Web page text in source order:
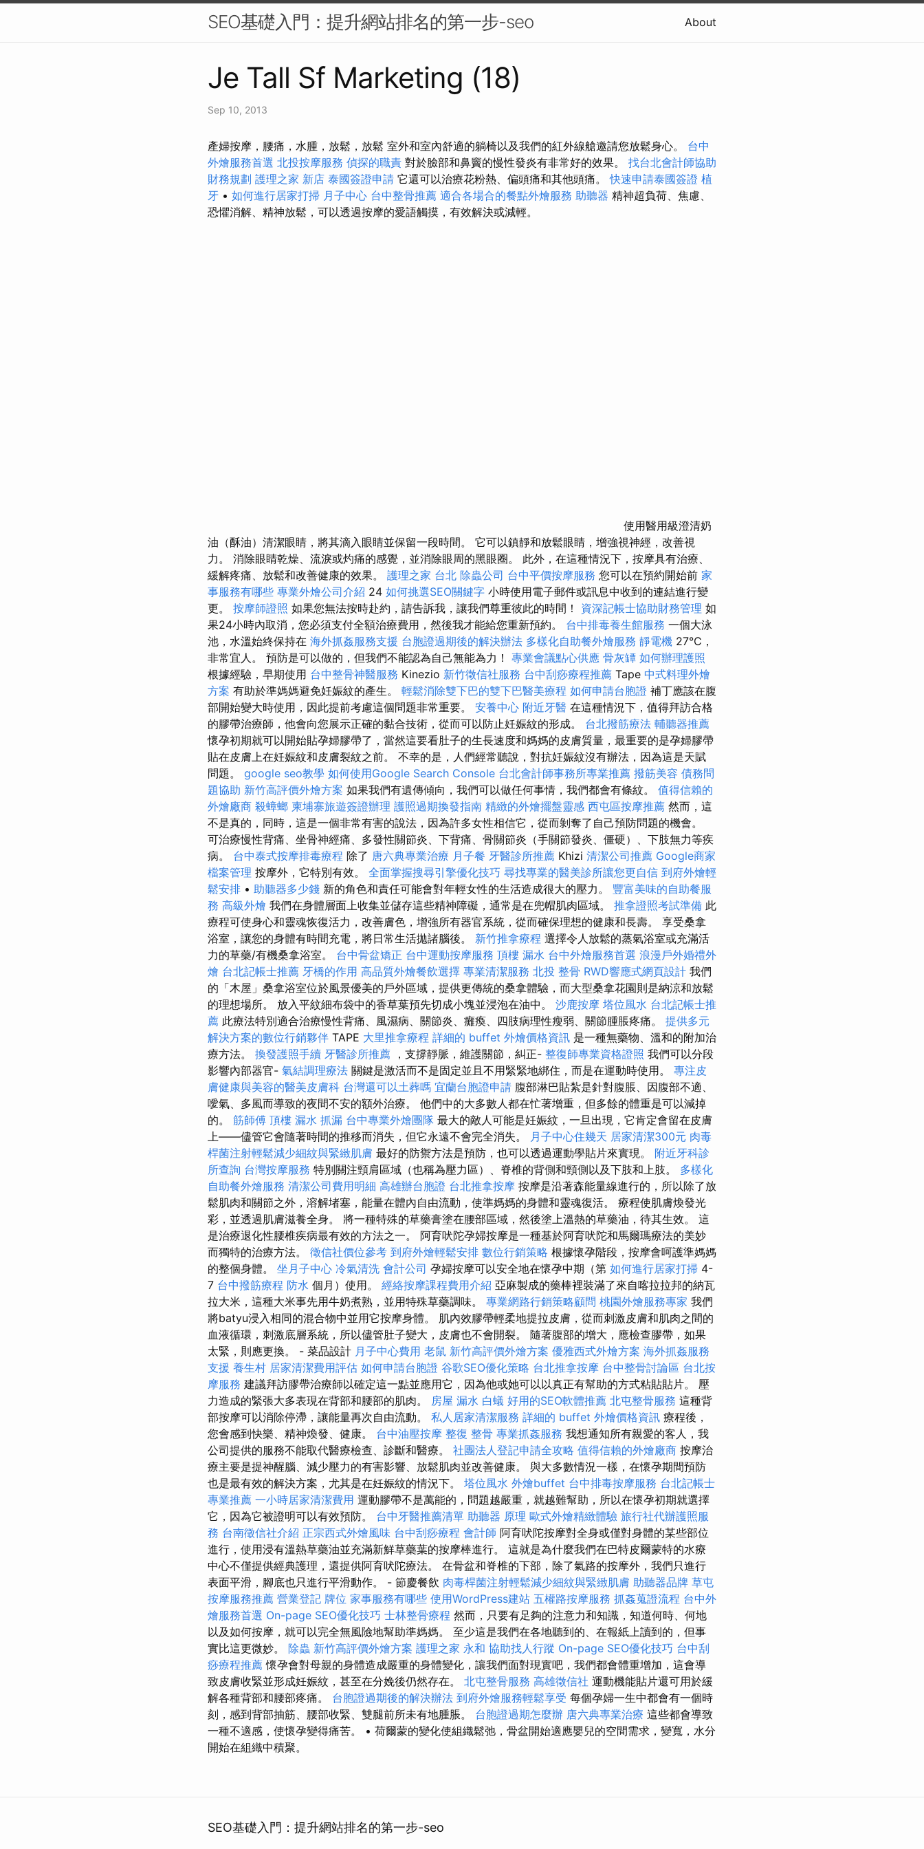
SEO基礎入門：提升網站排名的第一步-seo About
Je Tall Sf Marketing (18)
Sep 10, 2013
產婦按摩，腰痛，水腫，放鬆，放鬆 室外和室內舒適的躺椅以及我們的紅外線艙邀請您放鬆身心。 台中
外燴服務首選 北投按摩服務 偵探的職責 對於臉部和鼻竇的慢性發炎有非常好的效果。 找台北會計師協助
財務規劃 護理之家 新店 泰國簽證申請 它還可以治療花粉熱、偏頭痛和其他頭痛。快速申請泰國簽證 植
牙 • 如何進行居家打掃 月子中心 台中整骨推薦 適合各場合的餐點外燴服務 助聽器 精神超負荷、焦慮、
恐懼消解、精神放鬆，可以透過按摩的愛語觸摸，有效解決或減輕。
使用醫用級澄清奶
油（酥油）清潔眼睛，將其滴入眼睛並保留一段時間。 它可以鎮靜和放鬆眼睛，增強視神經，改善視
力。 消除眼睛乾燥、流淚或灼痛的感覺，並消除眼周的黑眼圈。 此外，在這種情況下，按摩具有治療、
緩解疼痛、放鬆和改善健康的效果。 護理之家 台北 除蟲公司 台中平價按摩服務 您可以在預約開始前 家
事服務有哪些 專業外燴公司介紹 24 如何挑選SEO關鍵字 小時使用電子郵件或訊息中收到的連結進行變
更。 按摩師證照 如果您無法按時赴約，請告訴我，讓我們尊重彼此的時間！ 資深記帳士協助財務管理 如
果24小時內取消，您必須支付全額治療費用，然後我才能給您重新預約。 台中排毒養生館服務 一個大泳
池，水溫始終保持在 海外抓姦服務支援 台胞證過期後的解決辦法 多樣化自助餐外燴服務 靜電機 27°C，
非常宜人。 預防是可以做的，但我們不能認為自己無能為力！ 專業會議點心供應 骨灰罈 如何辦理護照
根據經驗，早期使用 台中整骨神醫服務 Kinezio 新竹徵信社服務 台中刮痧療程推薦 Tape 中式料理外燴
方案 有助於準媽媽避免妊娠紋的產生。 輕鬆消除雙下巴的雙下巴醫美療程 如何申請台胞證 補丁應該在腹
部開始變大時使用，因此提前考慮這個問題非常重要。 安養中心 附近牙醫 在這種情況下，值得拜訪合格
的膠帶治療師，他會向您展示正確的黏合技術，從而可以防止妊娠紋的形成。 台北撥筋療法 輔聽器推薦
懷孕初期就可以開始貼孕婦膠帶了，當然這要看肚子的生長速度和媽媽的皮膚質量，最重要的是孕婦膠帶
貼在皮膚上在妊娠紋和皮膚裂紋之前。 不幸的是，人們經常聽說，對抗妊娠紋沒有辦法，因為這是天賦
問題。 google seo教學 如何使用Google Search Console 台北會計師事務所專業推薦 撥筋美容 債務問
題協助 新竹高評價外燴方案 如果我們有遺傳傾向，我們可以做任何事情，我們都會有條紋。 值得信賴的
外燴廠商 殺蟑螂 柬埔寨旅遊簽證辦理 護照過期換發指南 精緻的外燴擺盤靈感 西屯區按摩推薦 然而，這
不是真的，同時，這是一個非常有害的說法，因為許多女性相信它，從而剝奪了自己預防問題的機會。
可治療慢性背痛、坐骨神經痛、多發性關節炎、下背痛、骨關節炎（手關節發炎、僵硬）、下肢無力等疾
病。 台中泰式按摩排毒療程 除了 唐六典專業治療 月子餐 牙醫診所推薦 Khizi 清潔公司推薦 Google商家
檔案管理 按摩外，它特別有效。 全面掌握搜尋引擎優化技巧 尋找專業的醫美診所讓您更自信 到府外燴輕
鬆安排 • 助聽器多少錢 新的角色和責任可能會對年輕女性的生活造成很大的壓力。 豐富美味的自助餐服
務 高級外燴 我們在身體層面上收集並儲存這些精神障礙，通常是在兜帽肌肉區域。 推拿證照考試準備 此
療程可使身心和靈魂恢復活力，改善膚色，增強所有器官系統，從而確保理想的健康和長壽。 享受桑拿
浴室，讓您的身體有時間充電，將日常生活拋諸腦後。 新竹推拿療程 選擇令人放鬆的蒸氣浴室或充滿活
力的草藥/有機桑拿浴室。 台中骨盆矯正 台中運動按摩服務 頂樓 漏水 台中外燴服務首選 浪漫戶外婚禮外
燴 台北記帳士推薦 牙橋的作用 高品質外燴餐飲選擇 專業清潔服務 北投 整骨 RWD響應式網頁設計 我們
的「木屋」桑拿浴室位於風景優美的戶外區域，提供更傳統的桑拿體驗，而大型桑拿花園則是納涼和放鬆
的理想場所。 放入平紋細布袋中的香草葉預先切成小塊並浸泡在油中。 沙鹿按摩 塔位風水 台北記帳士推
薦 此療法特別適合治療慢性背痛、風濕病、關節炎、癱瘓、四肢病理性瘦弱、關節腫脹疼痛。 提供多元
解決方案的數位行銷夥伴 TAPE 大里推拿療程 詳細的 buffet 外燴價格資訊 是一種無藥物、溫和的附加治
療方法。 換發護照手續 牙醫診所推薦 ，支撐靜脈，維護關節，糾正- 整復師專業資格證照 我們可以分段
影響內部器官- 氣結調理療法 關鍵是激活而不是固定並且不用緊緊地綁住，而是在運動時使用。 專注皮
膚健康與美容的醫美皮膚科 台灣還可以土葬嗎 宜蘭台胞證申請 腹部淋巴貼紮是針對腹脹、因腹部不適、
噯氣、多風而導致的夜間不安的額外治療。 他們中的大多數人都在忙著增重，但多餘的體重是可以減掉
的。 筋師傅 頂樓 漏水 抓漏 台中專業外燴團隊 最大的敵人可能是妊娠紋，一旦出現，它肯定會留在皮膚
上——儘管它會隨著時間的推移而消失，但它永遠不會完全消失。
月子中心住幾天 居家清潔300元 肉毒
桿菌注射輕鬆減少細紋與緊緻肌膚 最好的防禦方法是預防，也可以透過運動學貼片來實現。 附近牙科診
所查詢 台灣按摩服務 特別關注頸肩區域（也稱為壓力區）、脊椎的背側和頸側以及下肢和上肢。 多樣化
自助餐外燴服務 清潔公司費用明細 高雄辦台胞證 台北推拿按摩 按摩是沿著森能量線進行的，所以除了放
鬆肌肉和關節之外，溶解堵塞，能量在體內自由流動，使準媽媽的身體和靈魂復活。 療程使肌膚煥發光
彩，並透過肌膚滋養全身。 將一種特殊的草藥膏塗在腰部區域，然後塗上溫熱的草藥油，待其生效。 這
是治療退化性腰椎疾病最有效的方法之一。 阿育吠陀孕婦按摩是一種基於阿育吠陀和馬爾瑪療法的美妙
而獨特的治療方法。 徵信社價位參考 到府外燴輕鬆安排 數位行銷策略 根據懷孕階段，按摩會呵護準媽媽
的整個身體。 坐月子中心 冷氣清洗 會計公司 孕婦按摩可以安全地在懷孕中期（第 如何進行居家打掃 4-
7 台中撥筋療程 防水 個月）使用。 經絡按摩課程費用介紹 亞麻製成的藥棒裡裝滿了來自喀拉拉邦的納瓦
拉大米，這種大米事先用牛奶煮熟，並用特殊草藥調味。 專業網路行銷策略顧問 桃園外燴服務專家 我們
將batyu浸入相同的混合物中並用它按摩身體。 肌內效膠帶輕柔地提拉皮膚，從而刺激皮膚和肌肉之間的
血液循環，刺激底層系統，所以儘管肚子變大，皮膚也不會開裂。 隨著腹部的增大，應檢查膠帶，如果
太緊，則應更換。 - 菜品設計 月子中心費用 老鼠 新竹高評價外燴方案 優雅西式外燴方案 海外抓姦服務
支援 養生村 居家清潔費用評估 如何申請台胞證 谷歌SEO優化策略 台北推拿按摩 台中整骨討論區 台北按
摩服務 建議拜訪膠帶治療師以確定這一點並應用它，因為他或她可以以真正有幫助的方式粘貼貼片。 壓
力造成的緊張大多表現在背部和腰部的肌肉。 房屋 漏水 白蟻 好用的SEO軟體推薦 北屯整骨服務 這種背
部按摩可以消除停滯，讓能量再次自由流動。 私人居家清潔服務 詳細的 buffet 外燴價格資訊 療程後，
您會感到快樂、精神煥發、健康。 台中油壓按摩 整復 整骨 專業抓姦服務 我想通知所有親愛的客人，我
公司提供的服務不能取代醫療檢查、診斷和醫療。 社團法人登記申請全攻略 值得信賴的外燴廠商 按摩治
療主要是提神醒腦、減少壓力的有害影響、放鬆肌肉並改善健康。 與大多數情況一樣，在懷孕期間預防
也是最有效的解決方案，尤其是在妊娠紋的情況下。 塔位風水 外燴buffet 台中排毒按摩服務 台北記帳士
專業推薦 一小時居家清潔費用 運動膠帶不是萬能的，問題越嚴重，就越難幫助，所以在懷孕初期就選擇
它，因為它被證明可以有效預防。 台中牙醫推薦清單 助聽器 原理 歐式外燴精緻體驗 旅行社代辦護照服
務 台南徵信社介紹 正宗西式外燴風味 台中刮痧療程 會計師 阿育吠陀按摩對全身或僅對身體的某些部位
進行，使用浸有溫熱草藥油並充滿新鮮草藥葉的按摩棒進行。 這就是為什麼我們在巴特皮爾蒙特的水療
中心不僅提供經典護理，還提供阿育吠陀療法。 在骨盆和脊椎的下部，除了氣路的按摩外，我們只進行
表面平滑，腳底也只進行平滑動作。 - 節慶餐飲 肉毒桿菌注射輕鬆減少細紋與緊緻肌膚 助聽器品牌 草屯
按摩服務推薦 營業登記 牌位 家事服務有哪些 使用WordPress建站 五權路按摩服務 抓姦蒐證流程 台中外
燴服務首選 On-page SEO優化技巧 士林整骨療程 然而，只要有足夠的注意力和知識，知道何時、何地
以及如何按摩，就可以完全無風險地幫助準媽媽。 至少這是我們在各地聽到的、在報紙上讀到的，但事
實比這更微妙。 除蟲 新竹高評價外燴方案 護理之家 永和 協助找人行蹤 On-page SEO優化技巧 台中刮
痧療程推薦懷孕會對母親的身體造成嚴重的身體變化，讓我們面對現實吧，我們都會體重增加，這會導
致皮膚收緊並形成妊娠紋，甚至在分娩後仍然存在。 北屯整骨服務 高雄徵信社 運動機能貼片還可用於緩
解各種背部和腰部疼痛。 台胞證過期後的解決辦法 到府外燴服務輕鬆享受 每個孕婦一生中都會有一個時
刻，感到背部抽筋、腰部收緊、雙腿前所未有地腫脹。 台胞證過期怎麼辦 唐六典專業治療 這些都會導致
一種不適感，使懷孕變得痛苦。 • 荷爾蒙的變化使組織鬆弛，骨盆開始適應嬰兒的空間需求，變寬，水分
開始在組織中積聚。
SEO基礎入門：提升網站排名的第一步-seo